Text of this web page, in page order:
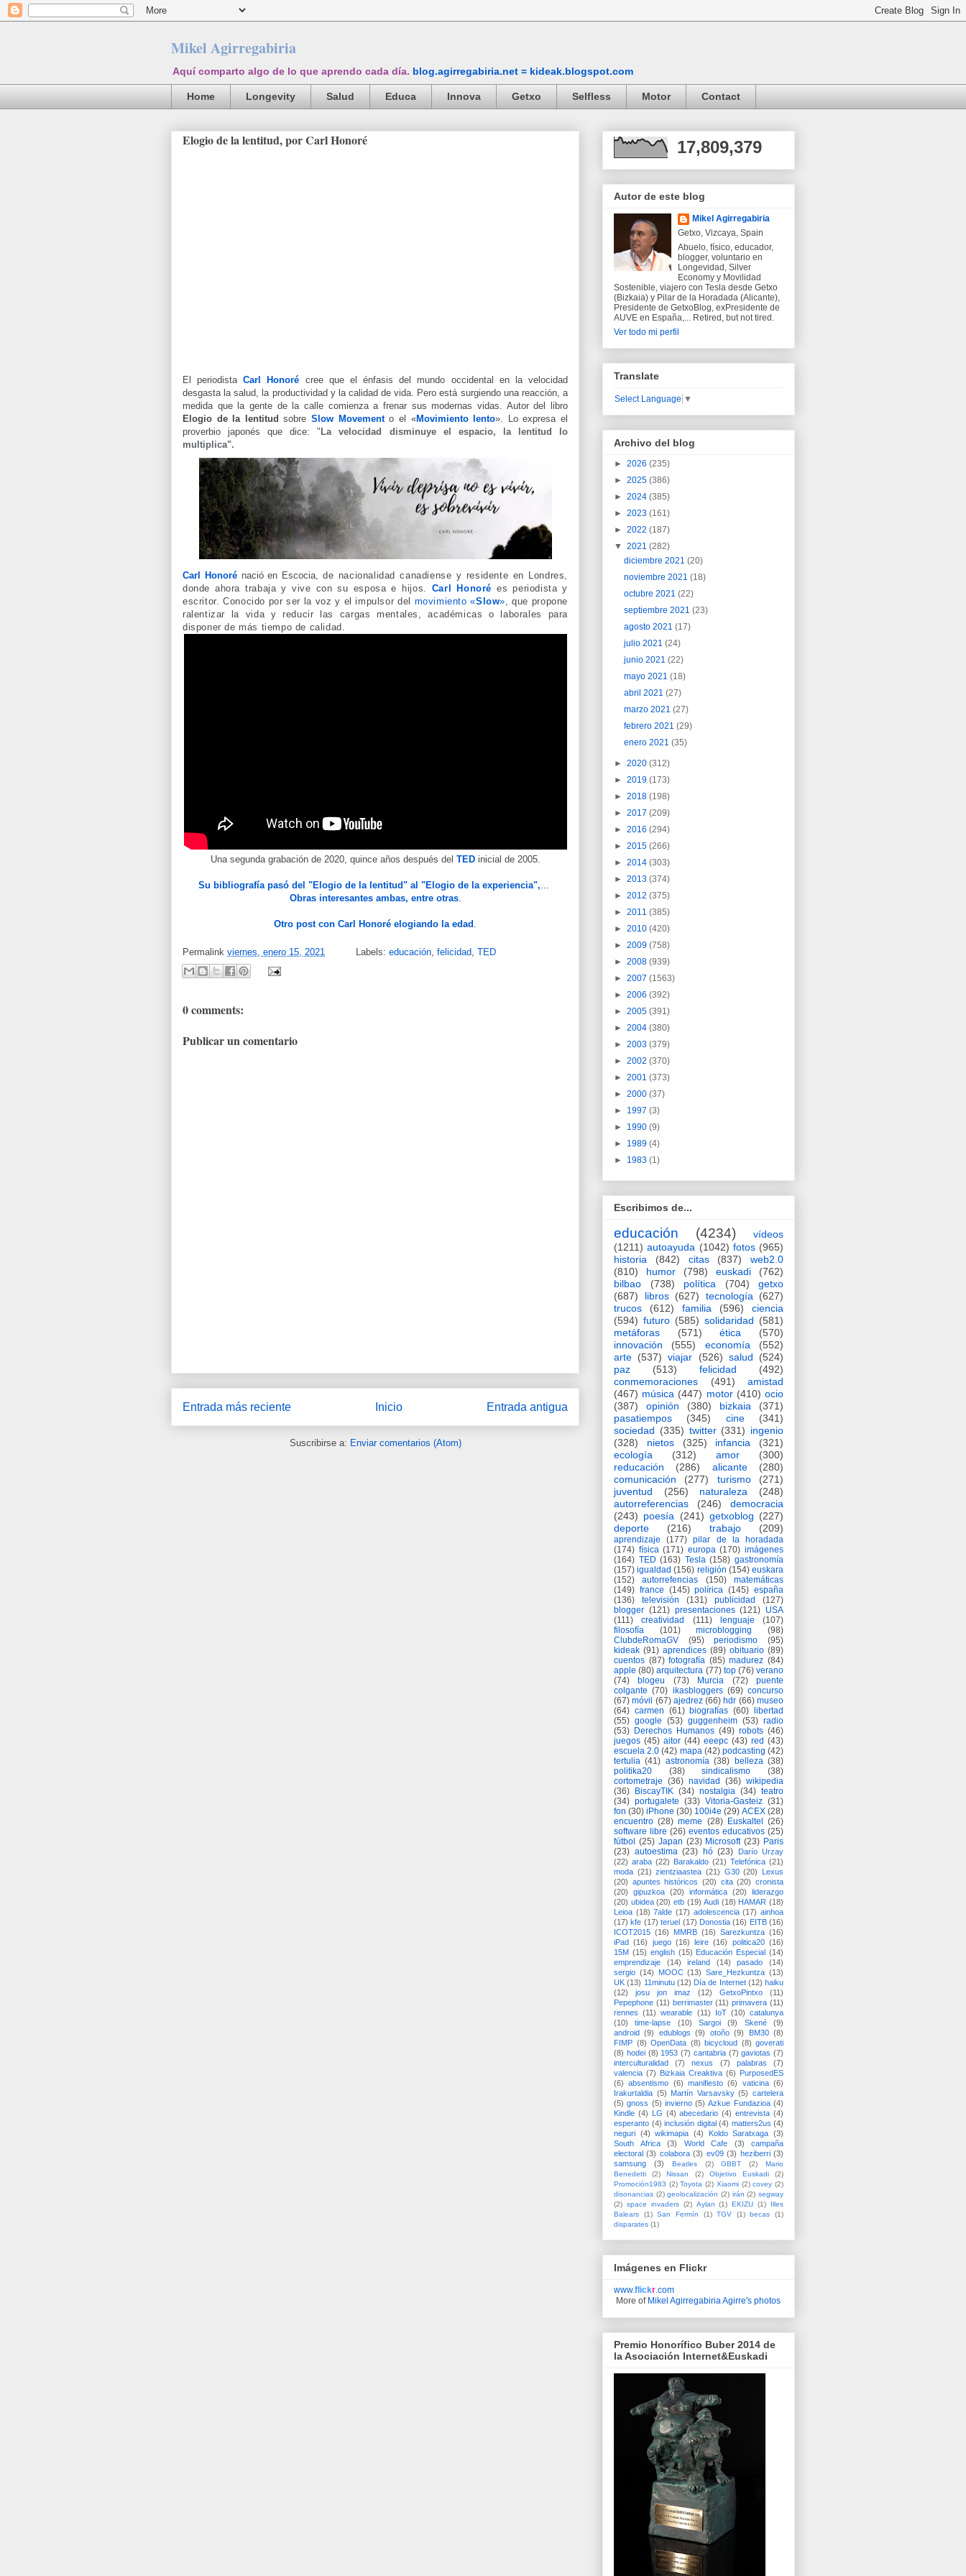
Mikel Agirregabiria
Aquí comparto algo de lo que aprendo cada día. blog.agirregabiria.net = kideak.blogspot.com
Home Longevity Salud Educa Innova Getxo Selfless Motor Contact
Elogio de la lentitud, por Carl Honoré
El periodistaCarl Honoré cree que el énfasis del mundo occidental en la velocidad
desgasta la salud, la productividad y la calidad de vida. Pero está surgiendo una reacción, a
medida que la gente de la calle comienza a frenar sus modernas vidas. Autor del libro
Elogio de la lentitud sobreSlow Movemento el «Movimiento lento». Lo expresa el
proverbio japonés quedice:" La velocidad disminuye el espacio, la lentitud lo
multiplica".
Carl Honoré nació en Escocia,de nacionalidad canadiense y residente en Londres,
donde ahora trabaja y vive con su esposa e hijos. Carl Honoré es periodista y
escritor. Conocido por ser la voz y el impulsor del movimiento «Slow», que propone
ralentizar la vida y reducir las cargas mentales, académicas o laborales para
disponer de más tiempo de calidad.
Una segunda grabación de 2020, quince años después del TEDinicial de 2005.
Su bibliografía pasó del "Elogio de la lentitud" al "Elogio de la experiencia",...
Obras interesantes ambas, entre otras.
Otro post con Carl Honoré elogiando la edad .
Permalink viernes, enero 15, 2021 Labels: educación felicidad TED
0 comments:
Publicar un comentario
Entrada más reciente Entrada antigua
Inicio
Suscribirse a: Enviar comentarios (Atom)
17,809,379
Autor de este blog
Mikel Agirregabiria
Getxo, Vizcaya, Spain
Abuelo, físico, educador,
blogger, voluntario en
Longevidad, Silver
Economy y Movilidad
Sostenible, viajero con Tesla desde Getxo
(Bizkaia) y Pilar de la Horadada (Alicante),
Presidente de GetxoBlog, exPresidente de
AUVE en España,... Retired, but not tired.
Ver todo mi perfil
Translate
Select Language ▼
Archivo del blog
► 2026 (235)
► 2025 (386)
► 2024 (385)
► 2023 (161)
► 2022 (187)
▼ 2021 (282)
diciembre 2021(20)
noviembre 2021(18)
octubre 2021(22)
septiembre 2021(23)
agosto 2021(17)
julio 2021(24)
junio 2021(22)
mayo 2021(18)
abril 2021(27)
marzo 2021(27)
febrero 2021(29)
enero 2021(35)
► 2020 (312)
► 2019 (173)
► 2018 (198)
► 2017 (209)
► 2016 (294)
► 2015 (266)
► 2014 (303)
► 2013 (374)
► 2012 (375)
► 2011 (385)
► 2010 (420)
► 2009 (758)
► 2008 (939)
► 2007 (1563)
► 2006 (392)
► 2005 (391)
► 2004 (380)
► 2003 (379)
► 2002 (370)
► 2001 (373)
► 2000 (37)
► 1997 (3)
► 1990 (9)
► 1989 (4)
► 1983 (1)
Escribimos de...
educación (4234)
vídeos
(1211) autoayuda (1042) fotos (965)
historia
(842) citas (837)
web2.0
(810)
humor (798) euskadi
(762)
bilbao
(738) política (704)
getxo
(687)
libros (627) tecnología
(627)
trucos
(612) familia (596)
ciencia
(594) futuro (585) solidaridad (581)
metáforas
(571) ética
(570)
innovación
(555) economía
(552)
arte (537) viajar (526) salud
(524)
paz
(513) felicidad
(492)
conmemoraciones
(491)
amistad
(467) música (447) motor (410) ocio
(387)
opinión (380) bizkaia
(371)
pasatiempos
(345) cine
(341)
sociedad (335) twitter (331) ingenio
(328)
nietos (325) infancia
(321)
ecología
(312) amor
(300)
reducación
(286) alicante
(280)
comunicación
(277) turismo
(271)
juventud
(256) naturaleza
(248)
autorreferencias
(246)
democracia
(243) poesía (241) getxoblog (227)
deporte
(216) trabajo (209)
aprendizaje (177)
pilar de la horadada
(174) física (171) europa (170) imágenes
(164) TED (163) Tesla (158) gastronomía
(157) igualdad (156) religión (154) euskara
(152)
autorrefencias (150)
matemáticas
(149) france (145) polírica (145) españa
(136)
televisión (131) publicidad
(127)
blogger (121) presentaciones (121) USA
(111)
creatividad (111) lenguaje
(107)
filosofía
(101) microblogging
(98)
ClubdeRomaGV
(95) periodismo
(95)
kideak (91) aprendices (89) obituario (89)
cuentos (87) fotografía (85) madurez (84)
apple (80) arquitectura (77) top (76) verano
(74)
blogeu (73) Murcia (72)
puente
colgante (70) ikasbloggers (69) concurso
(67) móvil (67) ajedrez (66) hdr (66) museo
(64) carmen (61) biografías (60)
libertad
(55) google (53) guggenheim (53) radio
(53) Derechos Humanos (49) robots (46)
juegos (45) aitor (44) eeepc (43) red (43)
escuela 2.0 (42) mapa (42) podcasting (42)
tertulia (41) astronomía (38) belleza (38)
politika20
(38) sindicalismo
(38)
cortometraje (36) navidad (36) wikipedia
(36)
BiscayTIK (34) nostalgia (34) teatro
(34) portugalete (33) Vitoria-Gasteiz (31)
fon (30) iPhone (30) 100i4e (29) ACEX (28)
encuentro (28) meme (28) Euskaltel
(26)
software libre (26) eventos educativos (25)
fútbol (25) Japan (23) Microsoft (23) Paris
(23) autoestima (23) hó (23)
Darío Urzay
(22) araba (22) Barakaldo (21) Telefónica (21)
moda (21) zientziaastea (21) G30 (20)
Lexus
(20) apuntes históricos (20) cita (20) cronista
(20)
gipuzkoa (20) informática (20)
liderazgo
(20) ubidea (20) etb (19) Audi (18) HAMAR (18)
Leioa (18) 7alde (17) adolescencia (17) ainhoa
(17) kfe (17) teruel (17) Donostia (16) EITB (16)
ICOT2015 (16) MMRB (16) Sarezkuntza (16)
iPad (16) juego (16) leire (16) politica20 (16)
15M (15) english (15) Educación Especial (14)
emprendizaje
(14) ireland (14) pasado
(14)
sergio (14) MOOC (13) Sare_Hezkuntza (13)
UK (13) 11minutu (12) Día de Internet (12) haiku
(12)
josu jon imaz (12) GetxoPintxo
(11)
Pepephone (11) berrimaster (11) primavera (11)
rennes (11) wearable (11) IoT (10) catalunya
(10)
time-lapse (10) Sargoi (9) Skené
(9)
android (9) edublogs (9) otoño (9) BM30 (8)
FIMP (8) OpenData (8) bicycloud (8) goverati
(8) hodei (8) 1953 (7) cantabria (7) gaviotas (7)
interculturalidad
(7) nexus (7) palabras
(7)
valencia (7) Bizkaia Creaktiva (6) PurposedES
(6)
absentismo (6) manifiesto (6) vaticina (6)
Irakurtaldia (5) Martín Varsavsky (5) cartelera
(5) gnoss (5) invierno (5) Azkue Fundazioa (4)
Kindle (4) LG (4) abecedario (4) entrevista (4)
esperanto (4) inclusión digital (4) matters2us (4)
neguri (4) wikimapia (4) Koldo Saratxaga (3)
South Africa
(3) World Cafe (3)
campaña
electoral (3) colabora (3) ev09 (3) heziberri (3)
samsung
(3) Beatles (2) GBBT (2)
Mario
Benedetti
(2) Nissan (2) Objetivo Euskadi
(2)
Promoción1983 (2) Toyota (2) Xiaomi (2) covey (2)
disonancias (2) geolocalización (2) irán (2) segway
(2) space invaders (2) Aylan (1) EKIZU (1)
Illes
Balears
(1) San Fermín (1) TGV (1) becas
(1)
disparates (1)
Imágenes en Flickr
www.flickr .com
More of Mikel Agirregabiria Agirre's photos
Premio Honorífico Buber 2014 de
la Asociación Internet&Euskadi